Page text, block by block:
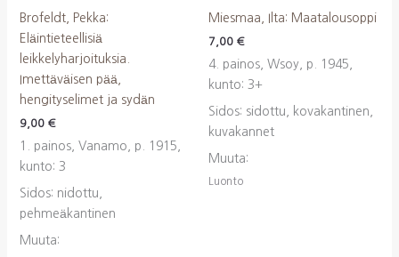
Brofeldt, Pekka:
Eläintieteellisiä
leikkelyharjoituksia.
Imettäväisen pää,
hengityselimet ja sydän
9,00 €
1. painos, Vanamo, p. 1915,
kunto: 3
Sidos: nidottu,
pehmeäkantinen
Muuta:
Miesmaa, Ilta: Maatalousoppi
7,00 €
4. painos, Wsoy, p. 1945,
kunto: 3+
Sidos: sidottu, kovakantinen,
kuvakannet
Muuta:
Luonto